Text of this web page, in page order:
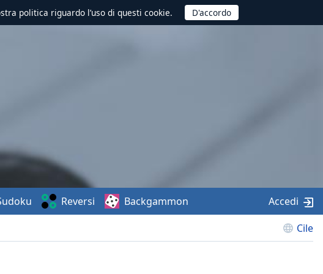
politica riguardo l’uso di questi cookie.
Cile
Reversi Backgammon Accedi